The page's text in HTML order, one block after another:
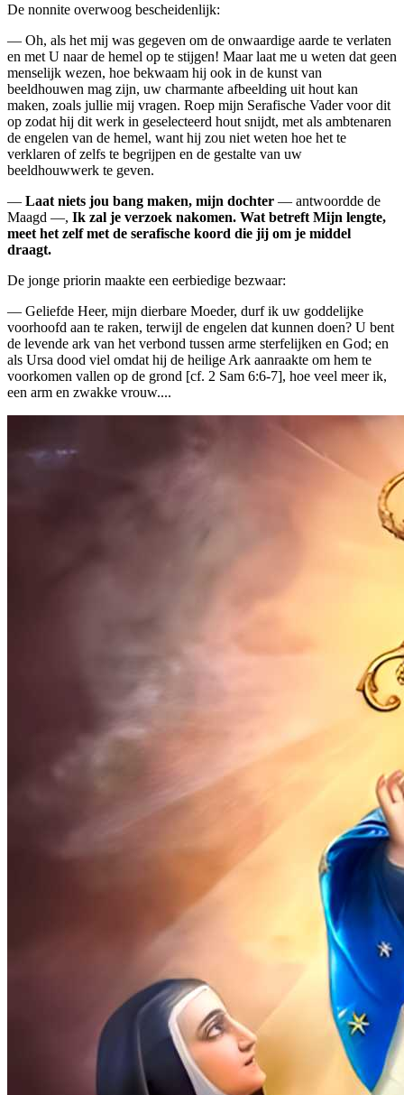
De nonnite overwoog bescheidenlijk:
— Oh, als het mij was gegeven om de onwaardige aarde te verlaten
en met U naar de hemel op te stijgen! Maar laat me u weten dat geen
menselijk wezen, hoe bekwaam hij ook in de kunst van
beeldhouwen mag zijn, uw charmante afbeelding uit hout kan
maken, zoals jullie mij vragen. Roep mijn Serafische Vader voor dit
op zodat hij dit werk in geselecteerd hout snijdt, met als ambtenaren
de engelen van de hemel, want hij zou niet weten hoe het te
verklaren of zelfs te begrijpen en de gestalte van uw
beeldhouwwerk te geven.
— Laat niets jou bang maken, mijn dochter — antwoordde de
Maagd —, Ik zal je verzoek nakomen. Wat betreft Mijn lengte,
meet het zelf met de serafische koord die jij om je middel
draagt.
De jonge priorin maakte een eerbiedige bezwaar:
— Geliefde Heer, mijn dierbare Moeder, durf ik uw goddelijke
voorhoofd aan te raken, terwijl de engelen dat kunnen doen? U bent
de levende ark van het verbond tussen arme sterfelijken en God; en
als Ursa dood viel omdat hij de heilige Ark aanraakte om hem te
voorkomen vallen op de grond [cf. 2 Sam 6:6-7], hoe veel meer ik,
een arm en zwakke vrouw....